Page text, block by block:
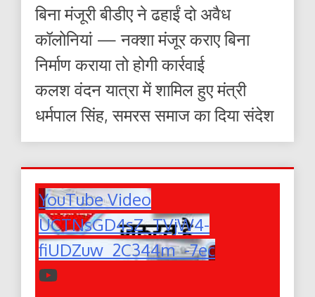
बिना मंजूरी बीडीए ने ढहाईं दो अवैध
कॉलोनियां — नक्शा मंजूर कराए बिना
निर्माण कराया तो होगी कार्रवाई
कलश वंदन यात्रा में शामिल हुए मंत्री
धर्मपाल सिंह, समरस समाज का दिया संदेश
YouTube Video
UCTNsGD4sZ_TVjW4-
fiUDZuw_2C344m_-7ec